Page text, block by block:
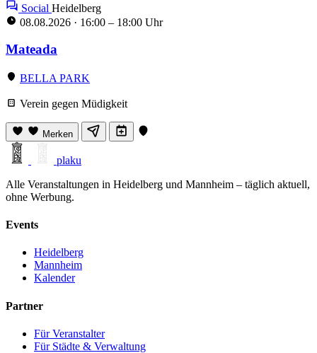
Social Heidelberg
08.08.2026 · 16:00 – 18:00 Uhr
Mateada
BELLA PARK
Verein gegen Müdigkeit
Merken
plaku
Alle Veranstaltungen in Heidelberg und Mannheim – täglich aktuell,
ohne Werbung.
Events
Heidelberg
Mannheim
Kalender
Partner
Für Veranstalter
Für Städte & Verwaltung